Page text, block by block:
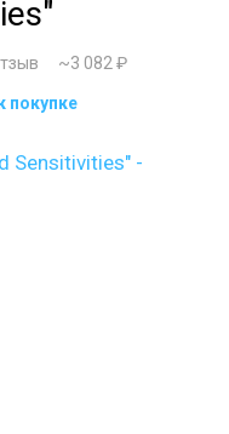
~3 082 ₽
покупке